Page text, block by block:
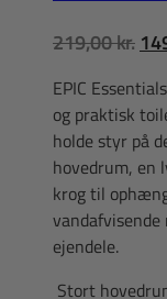
219,00kr.
pris
var:
EPIC
og praktisk
holde styr på
hovedrum, en
krog til
ejendele.
Stort